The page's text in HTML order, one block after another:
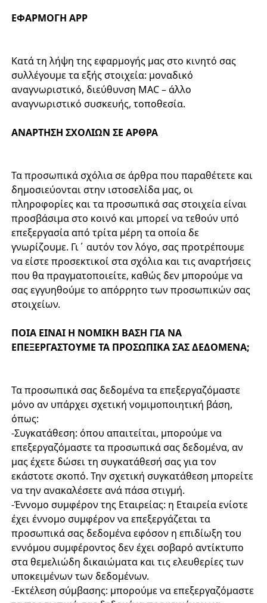
ΕΦΑΡΜΟΓΗ APP
Κατά τη λήψη της εφαρμογής μας στο κινητό σας
συλλέγουμε τα εξής στοιχεία: μοναδικό
αναγνωριστικό, διεύθυνση MAC – άλλο
αναγνωριστικό συσκευής, τοποθεσία.
ΑΝΑΡΤΗΣΗ ΣΧΟΛΙΩΝ ΣΕ ΑΡΘΡΑ
Τα προσωπικά σχόλια σε άρθρα που παραθέτετε και
δημοσιεύονται στην ιστοσελίδα μας, οι
πληροφορίες και τα προσωπικά σας στοιχεία είναι
προσβάσιμα στο κοινό και μπορεί να τεθούν υπό
επεξεργασία από τρίτα μέρη τα οποία δε
γνωρίζουμε. Γι΄ αυτόν τον λόγο, σας προτρέπουμε
να είστε προσεκτικοί στα σχόλια και τις αναρτήσεις
που θα πραγματοποιείτε, καθώς δεν μπορούμε να
σας εγγυηθούμε το απόρρητο των προσωπικών σας
στοιχείων.
ΠΟΙΑ ΕΙΝΑΙ Η ΝΟΜΙΚΗ ΒΑΣΗ ΓΙΑ ΝΑ
ΕΠΕΞΕΡΓΑΣΤΟΥΜΕ ΤΑ ΠΡΟΣΩΠΙΚΑ ΣΑΣ ΔΕΔΟΜΕΝΑ;
Τα προσωπικά σας δεδομένα τα επεξεργαζόμαστε
μόνο αν υπάρχει σχετική νομιμοποιητική βάση,
όπως:
-Συγκατάθεση: όπου απαιτείται, μπορούμε να
επεξεργαζόμαστε τα προσωπικά σας δεδομένα, αν
μας έχετε δώσει τη συγκατάθεσή σας για τον
εκάστοτε σκοπό. Την σχετική συγκατάθεση μπορείτε
να την ανακαλέσετε ανά πάσα στιγμή.
-Έννομο συμφέρον της Εταιρείας: η Εταιρεία ενίοτε
έχει έννομο συμφέρον να επεξεργάζεται τα
προσωπικά σας δεδομένα εφόσον η επιδίωξη του
εννόμου συμφέροντος δεν έχει σοβαρό αντίκτυπο
στα θεμελιώδη δικαιώματα και τις ελευθερίες των
υποκειμένων των δεδομένων.
-Εκτέλεση σύμβασης: μπορούμε να επεξεργαζόμαστε